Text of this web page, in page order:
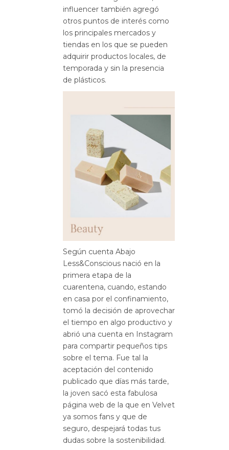
influencer también agregó
otros puntos de interés como
los principales mercados y
tiendas en los que se pueden
adquirir productos locales, de
temporada y sin la presencia
de plásticos.
Según cuenta Abajo
Less&Conscious nació en la
primera etapa de la
cuarentena, cuando, estando
en casa por el confinamiento,
tomó la decisión de aprovechar
el tiempo en algo productivo y
abrió una cuenta en Instagram
para compartir pequeños tips
sobre el tema. Fue tal la
aceptación del contenido
publicado que días más tarde,
la joven sacó esta fabulosa
página web de la que en Velvet
ya somos fans y que de
seguro, despejará todas tus
dudas sobre la sostenibilidad.